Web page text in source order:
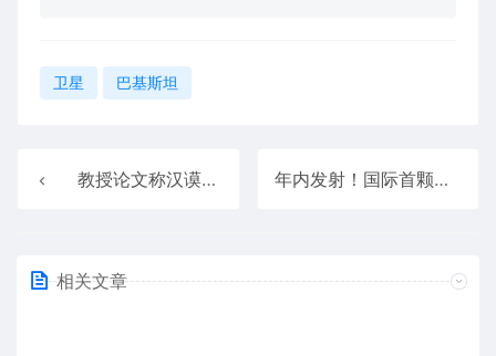
卫星 巴基斯坦
教授论文称汉谟拉比与商朝建立者是同一人引争议：英语起源于汉语 年内发射！国际首颗超扁平磁盘卫星“紫丁香三号”完成总装
相关文章